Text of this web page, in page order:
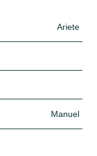
Ariete
Manuel